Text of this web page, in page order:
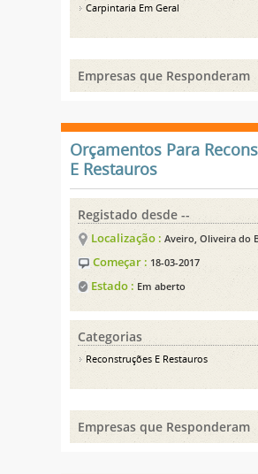
Carpintaria Em Geral
Empresas que Responderam
Orçamentos Para
E Restauros
Registado desde --
Localização : Aveiro, Oliveira do
Começar : 18-03-2017
Estado : Em aberto
Categorias
Reconstruções E Restauros
Empresas que Responderam